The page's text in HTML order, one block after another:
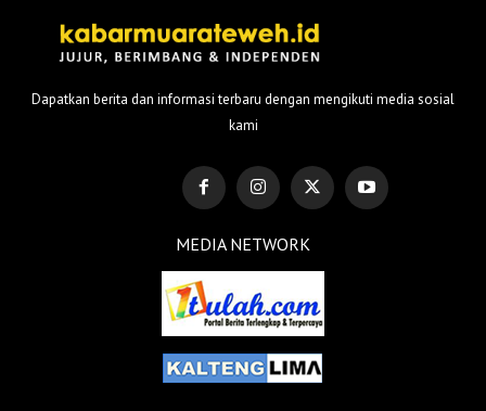
Dapatkan berita dan informasi terbaru dengan mengikuti media sosial
kami
MEDIA NETWORK